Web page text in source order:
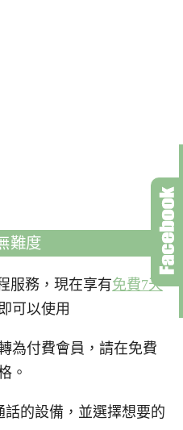
難度
服務，現在享有免費7天
可以使用
為付費會員，請在免費
。
話的設備，並選擇想要的